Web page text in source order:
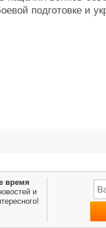
подготовке и
время
и